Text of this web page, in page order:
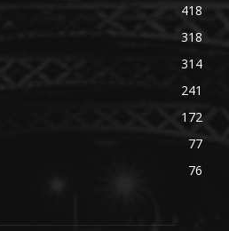
418
318
314
241
172
77
76